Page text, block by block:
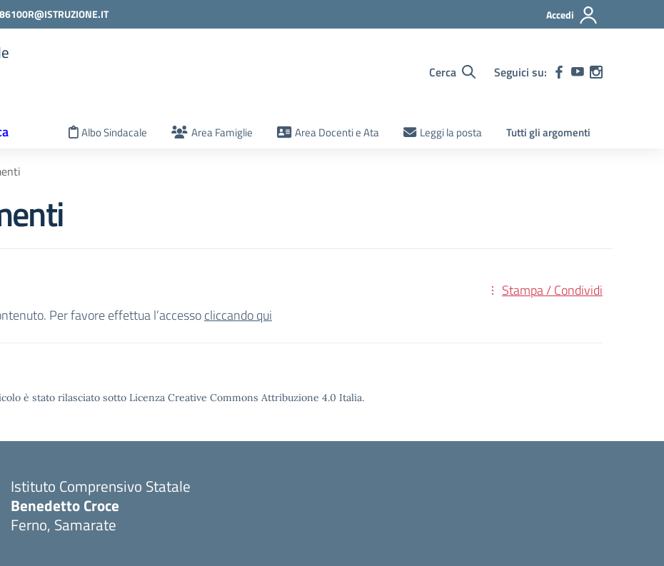
Accedi
Cerca Seguici su:
Albo Sindacale Area Famiglie Area Docenti e Ata Leggi la posta Tutti gli argomenti
Stampa / Condividi
Per favore effettua l’accessocliccando qui
è stato rilasciato sotto Licenza Creative Commons Attribuzione 4.0 Italia.
Istituto Comprensivo Statale
Benedetto Croce
Ferno, Samarate